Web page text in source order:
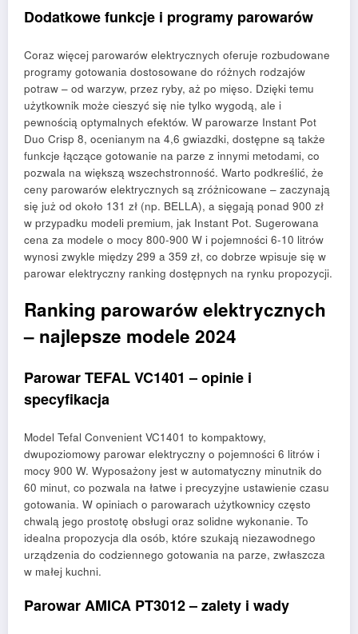
Dodatkowe funkcje i programy parowarów
Coraz więcej parowarów elektrycznych oferuje rozbudowane
programy gotowania dostosowane do różnych rodzajów
potraw – od warzyw, przez ryby, aż po mięso. Dzięki temu
użytkownik może cieszyć się nie tylko wygodą, ale i
pewnością optymalnych efektów. W parowarze Instant Pot
Duo Crisp 8, ocenianym na 4,6 gwiazdki, dostępne są także
funkcje łączące gotowanie na parze z innymi metodami, co
pozwala na większą wszechstronność. Warto podkreślić, że
ceny parowarów elektrycznych są zróżnicowane – zaczynają
się już od około 131 zł (np. BELLA), a sięgają ponad 900 zł
w przypadku modeli premium, jak Instant Pot. Sugerowana
cena za modele o mocy 800-900 W i pojemności 6-10 litrów
wynosi zwykle między 299 a 359 zł, co dobrze wpisuje się w
parowar elektryczny ranking dostępnych na rynku propozycji.
Ranking parowarów elektrycznych
– najlepsze modele 2024
Parowar TEFAL VC1401 – opinie i
specyfikacja
Model Tefal Convenient VC1401 to kompaktowy,
dwupoziomowy parowar elektryczny o pojemności 6 litrów i
mocy 900 W. Wyposażony jest w automatyczny minutnik do
60 minut, co pozwala na łatwe i precyzyjne ustawienie czasu
gotowania. W opiniach o parowarach użytkownicy często
chwalą jego prostotę obsługi oraz solidne wykonanie. To
idealna propozycja dla osób, które szukają niezawodnego
urządzenia do codziennego gotowania na parze, zwłaszcza
w małej kuchni.
Parowar AMICA PT3012 – zalety i wady